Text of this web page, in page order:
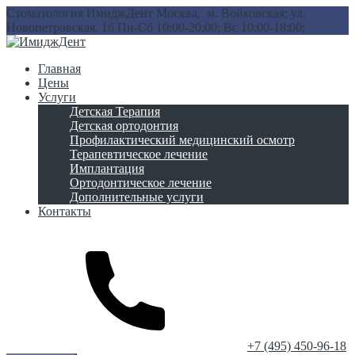
Стоматология ИмиджДент Москва, м. Войковская; ул.
Новопетровская, 16 Пн-Сб 10:00-20:00; Вс 10:00-18:00;
Главная
Цены
Услуги
Детская Терапия
Детская ортодонтия
Профилактический медицинский осмотр
Терапевтическое лечение
Имплантация
Ортодонтическое лечение
Дополнительные услуги
Контакты
‎+7 (495) 450-96-18